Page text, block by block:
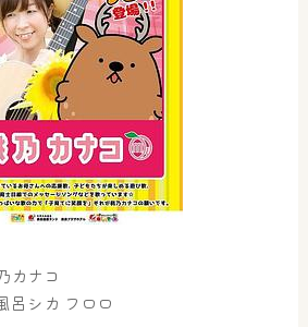
カナコ
呂シカ フロロ